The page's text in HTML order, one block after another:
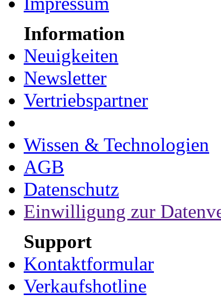
Information
Neuigkeiten
Newsletter
Vertriebspartner
Wissen & Technologien
AGB
Datenschutz
Einwilligung zur
Support
Kontaktformular
Verkaufshotline